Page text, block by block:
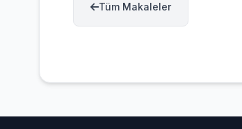
Tüm Makaleler